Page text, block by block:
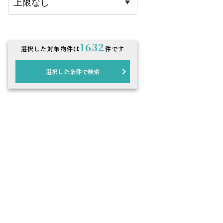
選択した対象物件は1632件です
選択した条件で検索